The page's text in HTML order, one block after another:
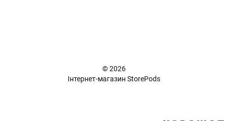
© 2026
Інтернет-магазин StorePods